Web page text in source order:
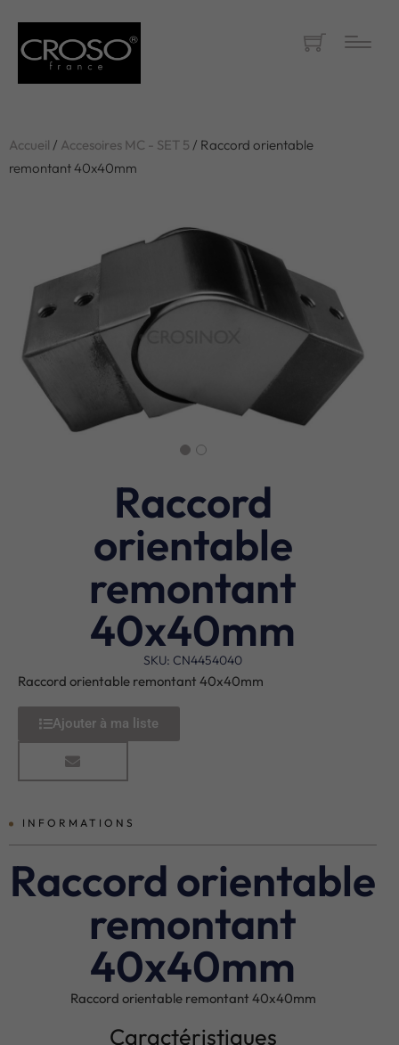
Accueil / Accesoires MC - SET 5 / Raccord orientable
remontant 40x40mm
Raccord
orientable
remontant
40x40mm
SKU: CN4454040
Raccord orientable remontant 40x40mm
Ajouter à ma liste
INFORMATIONS
Raccord orientable
remontant
40x40mm
Raccord orientable remontant 40x40mm
Caractéristiques